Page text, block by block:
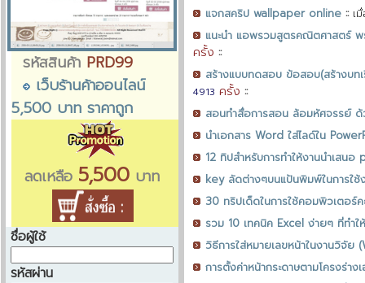
รหัสสินค้า PRD99
เว็บร้านค้าออนไลน์
5,500 บาท ราคาถูก
ลดเหลือ 5,500 บาท
ชื่อผู้ใช้
รหัสผ่าน
แจกสคริป wallpaper online:: เ
แนะนำ แอพรวมสูตรคณิตศาสตร์
ครั้ง ::
สร้างแบบทดสอบ ข้อสอบ(สร้างบ
4913 ครั้ง ::
สอนทำสื่อการสอน ล้อมหัศจรรย์
นำเอกสาร Word ใส่ไลด์ใน
12 ทิปสำหรับการทำให้งานนำเสนอ
key ลัดต่างๆบนแป้นพิมพ์ในการใช้
30 ทริปเด็ดในการใช้คอมพิวเตอร์
รวม 10 เทคนิค Excel ง่ายๆ ที่ทำใ
วิธีการใส่หมายเลขหน้าในงานวิจั
การตั้งค่าหน้ากระดาษตามโครงร่าง